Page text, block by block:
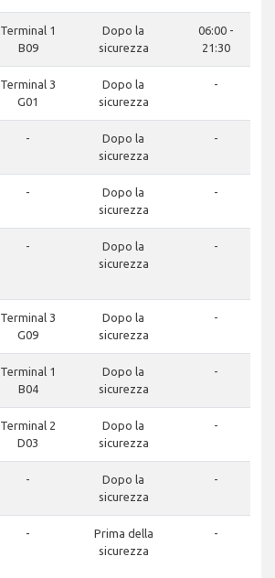
Terminal 1
B09
Dopo la
sicurezza
06:00 -
21:30
Terminal 3
G01
Dopo la
sicurezza
-
-
Dopo la
sicurezza
-
-
Dopo la
sicurezza
-
-
Dopo la
sicurezza
-
Terminal 3
G09
Dopo la
sicurezza
-
Terminal 1
B04
Dopo la
sicurezza
-
Terminal 2
D03
Dopo la
sicurezza
-
-
Dopo la
sicurezza
-
-
Prima della
sicurezza
-